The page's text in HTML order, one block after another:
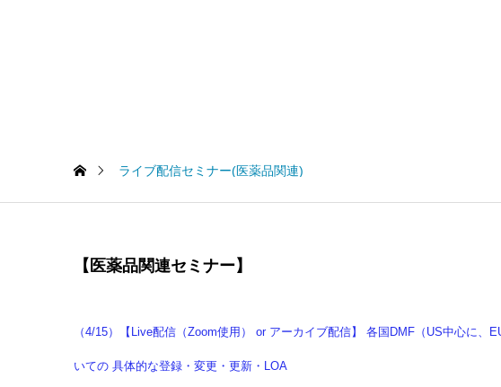
ライブ配信セミナー(医薬品関連)
【医薬品関連セミナー】
（4/15）【Live配信（Zoom使用） or アーカイブ配信】 各国DMF（US中心に
いての 具体的な登録・変更・更新・LOA